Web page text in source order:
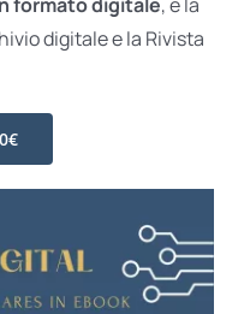
digitale e la Rivista